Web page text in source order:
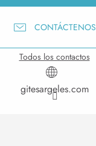
CONTÁCTENOS
Todos los contactos
gitesargeles.com